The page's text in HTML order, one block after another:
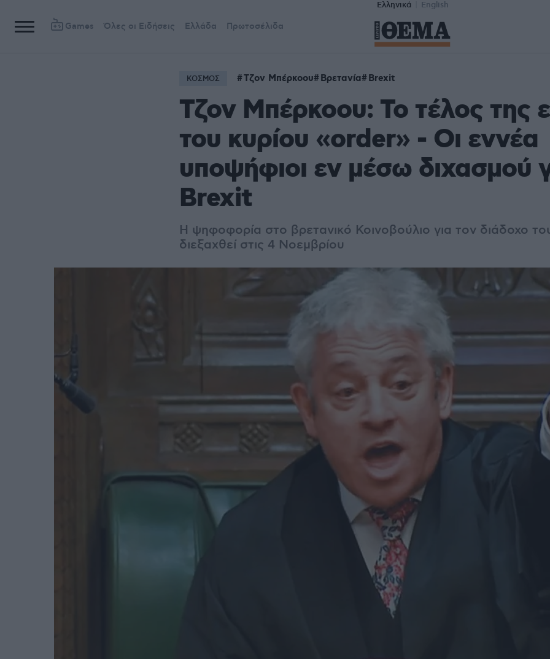
Ελληνικά English
Games Όλες οι Ειδήσεις Ελλάδα Πρωτοσέλιδα
ΚΟΣΜΟΣ Τζον Μπέρκοου Βρετανία Brexit
Τζον Μπέρκοου: Το τέλος της
του κυρίου «order» - Οι εννέα
υποψήφιοι εν μέσω διχασμού
Brexit
H ψηφοφορία στο βρετανικό Κοινοβούλιο για τον διάδοχο
διεξαχθεί στις 4 Νοεμβρίου